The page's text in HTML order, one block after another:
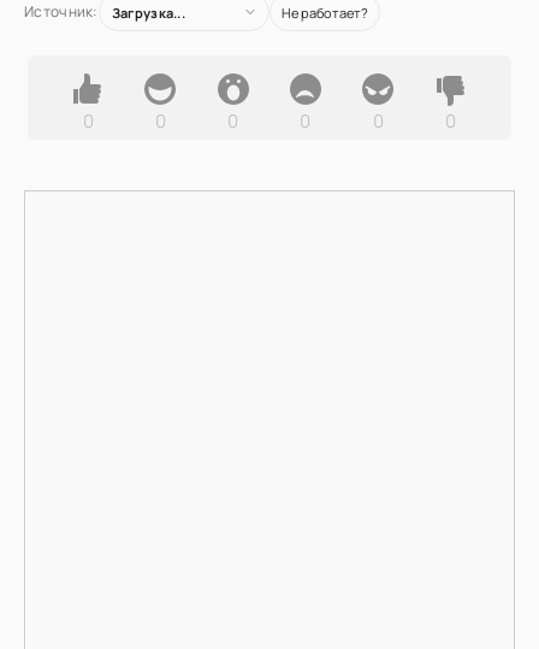
Источник: Загрузка... Не работает?
0 0 0 0 0 0